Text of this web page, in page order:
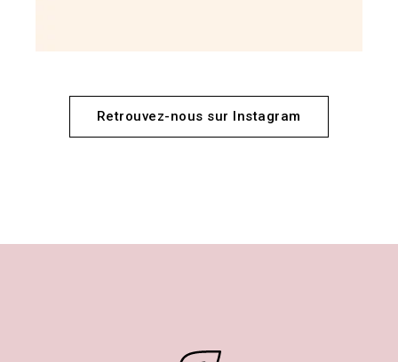
Retrouvez-nous sur Instagram